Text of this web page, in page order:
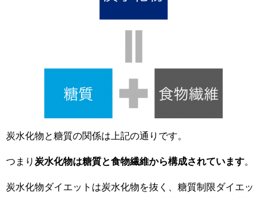
炭水化物と糖質の関係は上記の通りです。
つまり 炭水化物は糖質と食物繊維から構成されています。
炭水化物ダイエットは炭水化物を抜く、糖質制限ダイエッ